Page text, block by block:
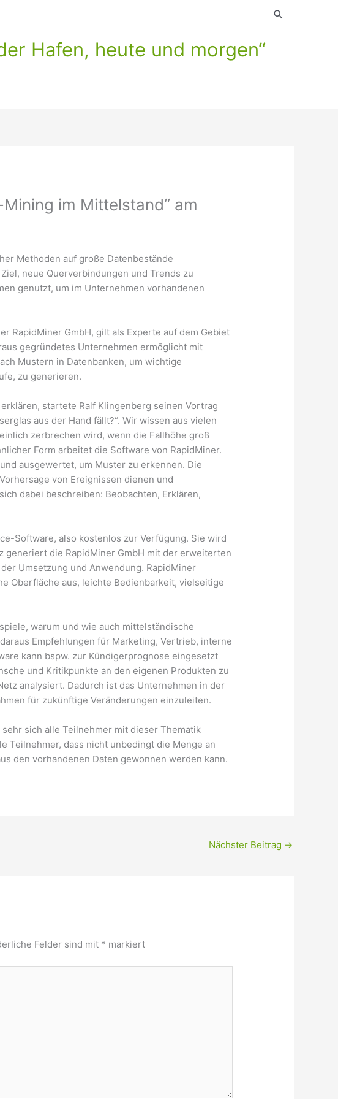
Suchen
Hafen, heute und morgen“
im Mittelstand“ am
Methoden auf große Datenbestände
neue Querverbindungen und Trends zu
genutzt, um im Unternehmen vorhandenen
RapidMiner GmbH, gilt als Experte auf dem Gebiet
gegründetes Unternehmen ermöglicht mit
Mustern in Datenbanken, um wichtige
zu generieren.
startete Ralf Klingenberg seinen Vortrag
aus der Hand fällt?“. Wir wissen aus vielen
zerbrechen wird, wenn die Fallhöhe groß
Form arbeitet die Software von RapidMiner.
ausgewertet, um Muster zu erkennen. Die
von Ereignissen dienen und
dabei beschreiben: Beobachten, Erklären,
Software, also kostenlos zur Verfügung. Sie wird
generiert die RapidMiner GmbH mit der erweiterten
Umsetzung und Anwendung. RapidMiner
Oberfläche aus, leichte Bedienbarkeit, vielseitige
warum und wie auch mittelständische
Empfehlungen für Marketing, Vertrieb, interne
kann bspw. zur Kündigerprognose eingesetzt
und Kritikpunkte an den eigenen Produkten zu
analysiert. Dadurch ist das Unternehmen in der
für zukünftige Veränderungen einzuleiten.
sich alle Teilnehmer mit dieser Thematik
Teilnehmer, dass nicht unbedingt die Menge an
den vorhandenen Daten gewonnen werden kann.
Nächster Beitrag →
Felder sind mit * markiert